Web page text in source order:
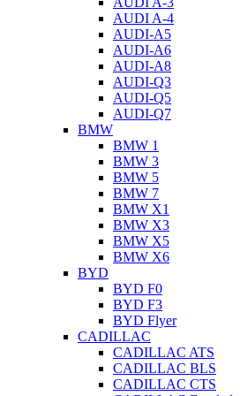
AUDI A-4
AUDI-A5
AUDI-A6
AUDI-A8
AUDI-Q3
AUDI-Q5
AUDI-Q7
BMW
BMW 1
BMW 3
BMW 5
BMW 7
BMW X1
BMW X3
BMW X5
BMW X6
BYD
BYD F0
BYD F3
BYD Flyer
CADILLAC
CADILLAC ATS
CADILLAC BLS
CADILLAC CTS